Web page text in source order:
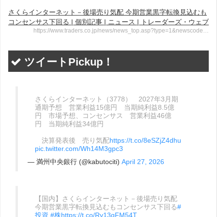
さくらインターネット－後場売り気配 今期営業黒字転換見込むも
コンセンサス下回る | 個別記事 | ニュース | トレーダーズ・ウェブ
https://www.traders.co.jp/news/news_top.asp?type=1&newscode…
ツイートPickup！
さくらインターネット（3778） 2027年3月期
通期予想 営業利益15億円 当期純利益8.5億
円 市場予想、コンセンサス 営業利益46億
円 当期純利益34億円
決算発表後 売り気配https://t.co/8eSZjZ4dhu
pic.twitter.com/Wh14M3gpc3
— 満州中央銀行 (@kabutociti) April 27, 2026
【国内】さくらインターネット－後場売り気配
今期営業黒字転換見込むもコンセンサス下回る#
投資 #株https://t.co/Ry13qFM54T